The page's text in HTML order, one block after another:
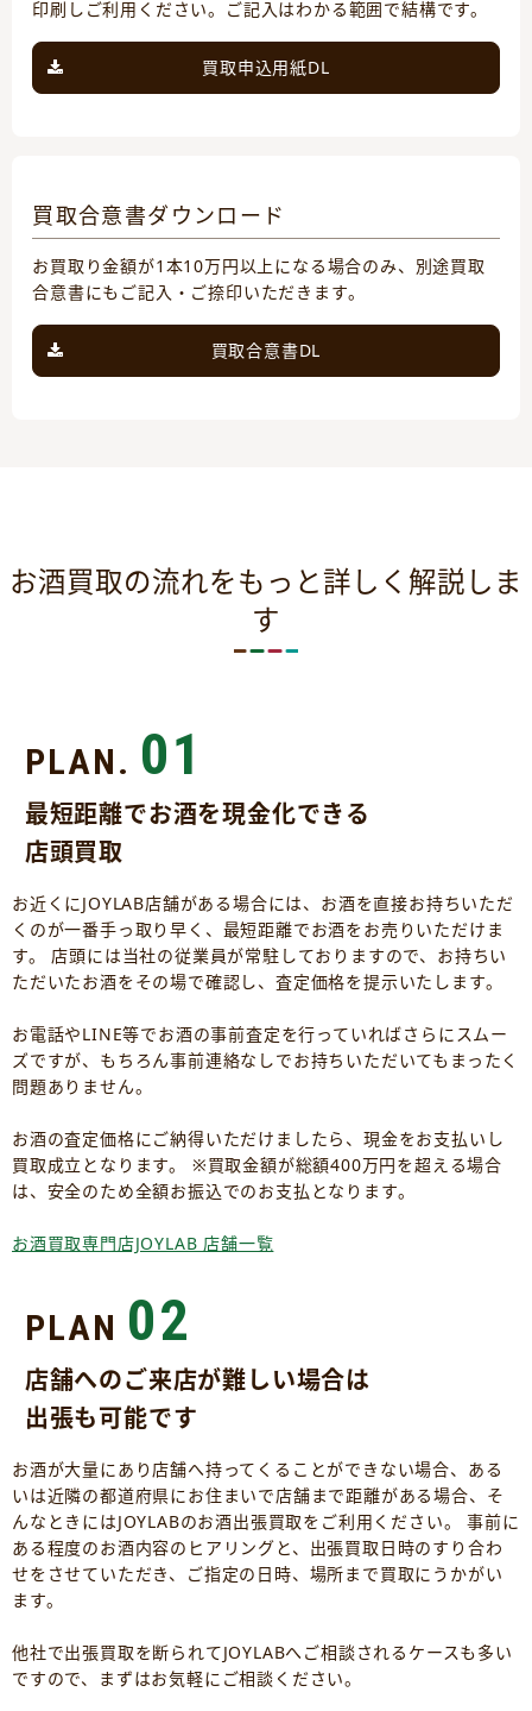
印刷しご利用ください。ご記入はわかる範囲で結構です。
買取申込用紙DL
買取合意書ダウンロード
お買取り金額が1本10万円以上になる場合のみ、別途買取
合意書にもご記入・ご捺印いただきます。
買取合意書DL
お酒買取の流れをもっと詳しく解説しま
す
PLAN. 01
最短距離でお酒を現金化できる
店頭買取
お近くにJOYLAB店舗がある場合には、お酒を直接お持ちいただ
くのが一番手っ取り早く、最短距離でお酒をお売りいただけま
す。 店頭には当社の従業員が常駐しておりますので、お持ちい
ただいたお酒をその場で確認し、査定価格を提示いたします。
お電話やLINE等でお酒の事前査定を行っていればさらにスムー
ズですが、もちろん事前連絡なしでお持ちいただいてもまったく
問題ありません。
お酒の査定価格にご納得いただけましたら、現金をお支払いし
買取成立となります。 ※買取金額が総額400万円を超える場合
は、安全のため全額お振込でのお支払となります。
お酒買取専門店JOYLAB 店舗一覧
PLAN 02
店舗へのご来店が難しい場合は
出張も可能です
お酒が大量にあり店舗へ持ってくることができない場合、ある
いは近隣の都道府県にお住まいで店舗まで距離がある場合、そ
んなときにはJOYLABのお酒出張買取をご利用ください。 事前に
ある程度のお酒内容のヒアリングと、出張買取日時のすり合わ
せをさせていただき、ご指定の日時、場所まで買取にうかがい
ます。
他社で出張買取を断られてJOYLABへご相談されるケースも多い
ですので、まずはお気軽にご相談ください。